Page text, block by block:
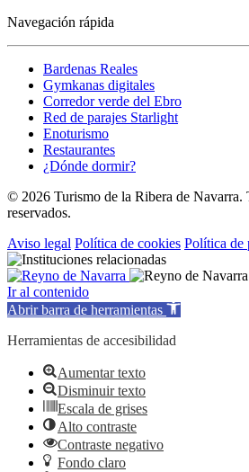
Navegación rápida
Bardenas Reales
Gymkanas digitales
Corredor verde del Ebro
Red de parajes Starlight
Enoturismo
Restaurantes
¿Dónde dormir?
© 2026 Turismo de la Ribera de Navarra.
reservados.
Aviso legal Política de cookies Política de
Ir al contenido
Abrir barra de herramientas
Herramientas de accesibilidad
Aumentar texto
Disminuir texto
Escala de grises
Alto contraste
Contraste negativo
Fondo claro